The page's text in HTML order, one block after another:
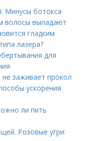
Минусы ботокса
волосы выпадают
гладким
лазера?
для
заживает прокол
ускорения
ли пить
Розовые угри: